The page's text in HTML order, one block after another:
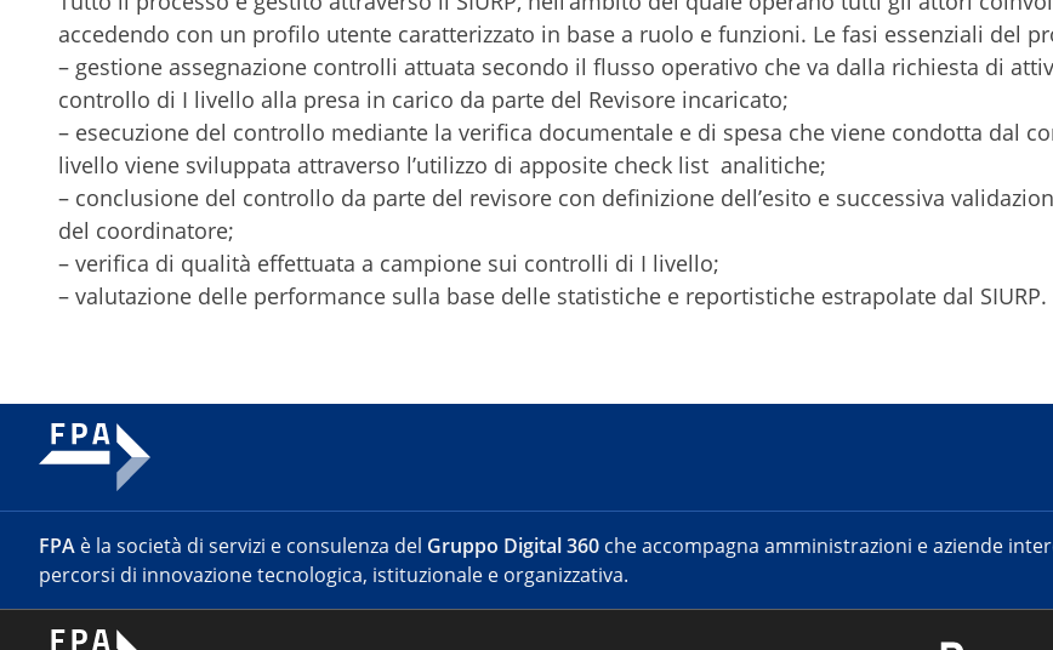
accedendo con un profilo utente caratterizzato in base a ruolo e funzioni. Le fasi essenziali del
– gestione assegnazione controlli attuata secondo il flusso operativo che va dalla richiesta di
controllo di I livello alla presa in carico da parte del Revisore incaricato;
– esecuzione del controllo mediante la verifica documentale e di spesa che viene condotta dal
livello viene sviluppata attraverso l’utilizzo di apposite check list analitiche;
– conclusione del controllo da parte del revisore con definizione dell’esito e successiva
del coordinatore;
– verifica di qualità effettuata a campione sui controlli di I livello;
– valutazione delle performance sulla base delle statistiche e reportistiche estrapolate dal SIURP.
FPA è la società di servizi e consulenza del Gruppo Digital 360 che accompagna amministrazioni e aziende
percorsi di innovazione tecnologica, istituzionale e organizzativa.